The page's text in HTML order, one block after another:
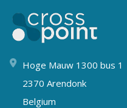
Hoge Mauw 1300 bus 1
2370 Arendonk
Belgium